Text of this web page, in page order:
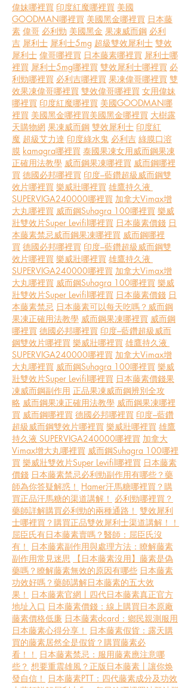
偉妹哪裡買 印度紅魔哪裡買 美國
GOODMAN哪裡買 美國黑金哪裡買 日本藤
素 偉哥 必利勁 美國黑金 果凍威而鋼 必利
吉 犀利士 犀利士5mg 超級雙效犀利士 雙效
犀利士 偉哥哪裡買 日本藤素哪裡買 犀利士哪
裡買 犀利士5mg哪裡買 雙效犀利士哪裡買 必
利勁哪裡買 必利吉哪裡買 果凍偉哥哪裡買 雙
效果凍偉哥哪裡買 雙效偉哥哪裡買 女用偉妹
哪裡買 印度紅魔哪裡買 美國GOODMAN哪
裡買 美國黑金哪裡買美國黑金哪裡買 大樹露
天購物網 果凍威而鋼 雙效犀利士 印度紅
魔 超級艾力達 印度綠水鬼 必利吉 綠膜口溶
膜 kamagra哪裡買 泰國果凍女用威而鋼果凍
正確用法教學 威而鋼果凍哪裡買 威而鋼哪裡
買 德國必邦哪裡買 印度–藍鑽超級威而鋼雙
效片哪裡買 樂威壯哪裡買 雄鷹持久液
SUPERVIGA240000哪裡買 加拿大Vimax增
大丸哪裡買 威而鋼Suhagra 100哪裡買 樂威
壯雙效片Super Levifil哪裡買 日本藤素價錢 日
本藤素禁忌威而鋼果凍哪裡買 威而鋼哪裡
買 德國必邦哪裡買 印度–藍鑽超級威而鋼雙
效片哪裡買 樂威壯哪裡買 雄鷹持久液
SUPERVIGA240000哪裡買 加拿大Vimax增
大丸哪裡買 威而鋼Suhagra 100哪裡買 樂威
壯雙效片Super Levifil哪裡買 日本藤素價錢 日
本藤素禁忌 日本藤素可以每天吃嗎？ 威而鋼
果凍正確用法教學 威而鋼果凍哪裡買 威而鋼
哪裡買 德國必邦哪裡買 印度–藍鑽超級威而
鋼雙效片哪裡買 樂威壯哪裡買 雄鷹持久液
SUPERVIGA240000哪裡買 加拿大Vimax增
大丸哪裡買 威而鋼Suhagra 100哪裡買 樂威
壯雙效片Super Levifil哪裡買 日本藤素價錢果
凍威而鋼副作用 正品果凍威而鋼辨別全攻
略 威而鋼果凍正確用法教學 威而鋼果凍哪裡
買 威而鋼哪裡買 德國必邦哪裡買 印度–藍鑽
超級威而鋼雙效片哪裡買 樂威壯哪裡買 雄鷹
持久液 SUPERVIGA240000哪裡買 加拿大
Vimax增大丸哪裡買 威而鋼Suhagra 100哪裡
買 樂威壯雙效片Super Levifil哪裡買 日本藤素
價錢 日本藤素禁忌必利勁副作用有哪些？藥
師為你答疑解惑！ Hamer汗馬糖哪裡買？購
買正品汗馬糖的渠道講解！ 必利勁哪裡買？
藥師詳解購買必利勁的兩種通路！ 雙效犀利
士哪裡買？購買正品雙效犀利士渠道講解！！
屈臣氏有日本藤素賣嗎？醫師：屈臣氏沒
有！
日本藤素副作用與處理方法：瞭解藤素
副作用常見迷思
【日本藤素沒用】藤素是偽
藥嗎？瞭解藤素無效的原因有哪些 日本藤素
功效好嗎？藥師講解日本藤素的五大效
果！
日本藤素官網丨四代日本藤素真正官方
地址入口 日本藤素價錢：線上購買日本原廠
藤素價格低廉 日本藤素dcard：鄉民親測服用
日本藤素心得分享！
日本藤素假貨：露天購
買的藤素居然全是假貨？購買藤素必
看！！
日本藤素禁忌：服用藤素應注意哪
些？ 想要重震雄風？正版日本藤素丨讓你焕
發自信！
日本藤素PTT：四代藤素成分及功效